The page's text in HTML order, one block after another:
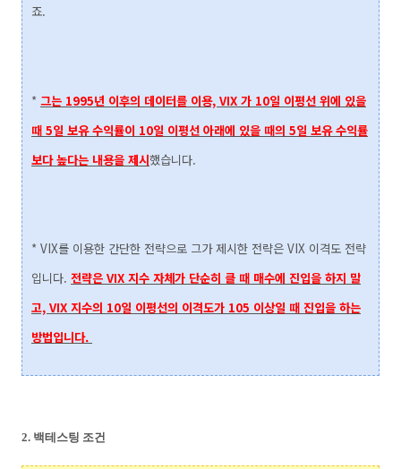
죠.
* 그는 1995년 이후의 데이터를 이용, VIX 가 10일 이평선 위에 있을
때 5일 보유 수익률이 10일 이평선 아래에 있을 때의 5일 보유 수익률
보다 높다는 내용을 제시했습니다.
* VIX를 이용한 간단한 전략으로 그가 제시한 전략은 VIX 이격도 전략
입니다. 전략은 VIX 지수 자체가 단순히 클 때 매수에 진입을 하지 말
고, VIX 지수의 10일 이평선의 이격도가 105 이상일 때 진입을 하는
방법입니다.
2. 백테스팅 조건